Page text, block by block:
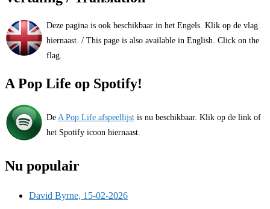
Deze pagina is ook beschikbaar in het Engels. Klik op de vlag
hiernaast. / This page is also available in English. Click on the
flag.
A Pop Life op Spotify!
De A Pop Life afspeellijst is nu beschikbaar. Klik op de link of
het Spotify icoon hiernaast.
Nu populair
David Byrne, 15-02-2026